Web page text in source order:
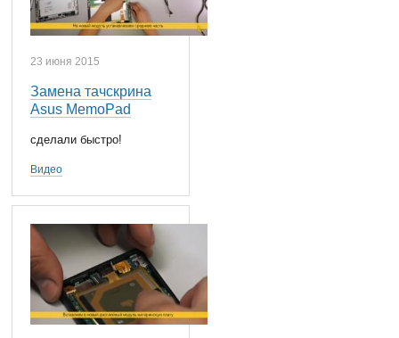
23 июня 2015
Замена тачскрина
Asus MemoPad
сделали быстро!
Видео